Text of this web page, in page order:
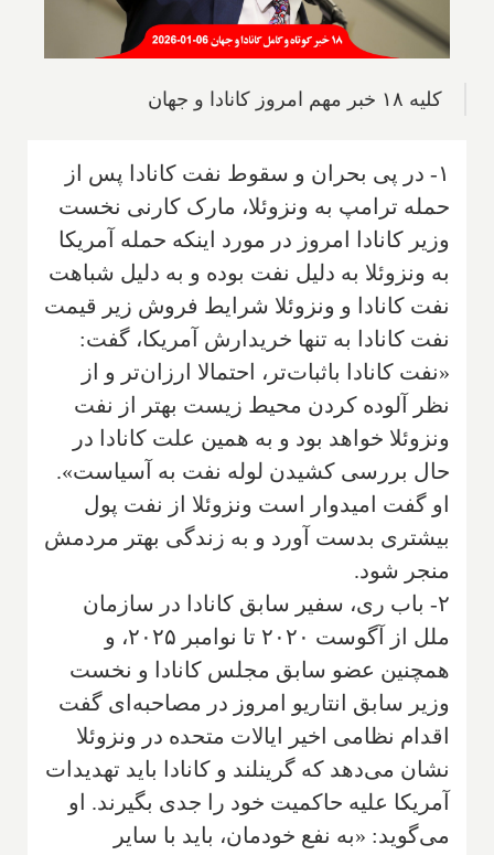
کلیه ۱۸ خبر مهم امروز کانادا و جهان
۱- در پی بحران و سقوط نفت کانادا پس از
حمله ترامپ به ونزوئلا، مارک کارنی نخست
وزیر کانادا امروز در مورد اینکه حمله آمریکا
به ونزوئلا به دلیل نفت بوده و به دلیل شباهت
نفت کانادا و ونزوئلا شرایط فروش زیر قیمت
نفت کانادا به تنها خریدارش آمریکا، گفت:
«نفت کانادا باثبات‌تر، احتمالا ارزان‌تر و از
نظر آلوده کردن محیط زیست بهتر از نفت
ونزوئلا خواهد بود و به همین علت کانادا در
حال بررسی کشیدن لوله نفت به آسیاست».
او گفت امیدوار است ونزوئلا از نفت پول
بیشتری بدست آورد و به زندگی بهتر مردمش
منجر شود.
۲- باب ری، سفیر سابق کانادا در سازمان
ملل از آگوست ۲۰۲۰ تا نوامبر ۲۰۲۵، و
همچنین عضو سابق مجلس کانادا و نخست
وزیر سابق انتاریو امروز در مصاحبه‌ای گفت
اقدام نظامی اخیر ایالات متحده در ونزوئلا
نشان می‌دهد که گرینلند و کانادا باید تهدیدات
آمریکا علیه حاکمیت خود را جدی بگیرند. او
می‌گوید: «به نفع خودمان، باید با سایر